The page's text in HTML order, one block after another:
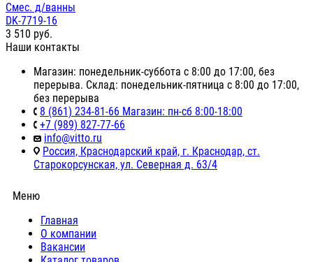
Смес. д/ванны
DK-7719-16
3 510 руб.
Наши контакты
Магазин: понедельник-суббота с 8:00 до 17:00, без
перерыва. Склад: понедельник-пятница с 8:00 до 17:00,
без перерыва
8 (861) 234-81-66 Магазин: пн-сб 8:00-18:00
+7 (989) 827-77-66
info@vitto.ru
Россия, Краснодарский край, г. Краснодар, ст.
Старокорсунская, ул. Северная д. 63/4
Меню
Главная
О компании
Вакансии